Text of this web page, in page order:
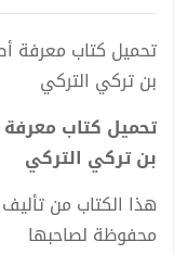
بن تركي التركي
بن تركي التركي
هذا الكتاب من
محفوظة لصاحبها